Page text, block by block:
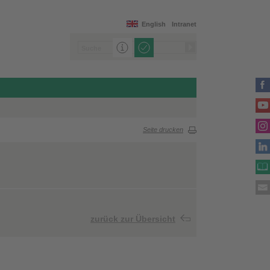
Intranet
English
Seite drucken
zurück zur Übersicht